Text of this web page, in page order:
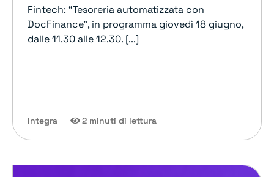
Fintech: “Tesoreria automatizzata con
DocFinance”, in programma giovedì 18 giugno,
dalle 11.30 alle 12.30. [...]
Integra 2 minuti di lettura